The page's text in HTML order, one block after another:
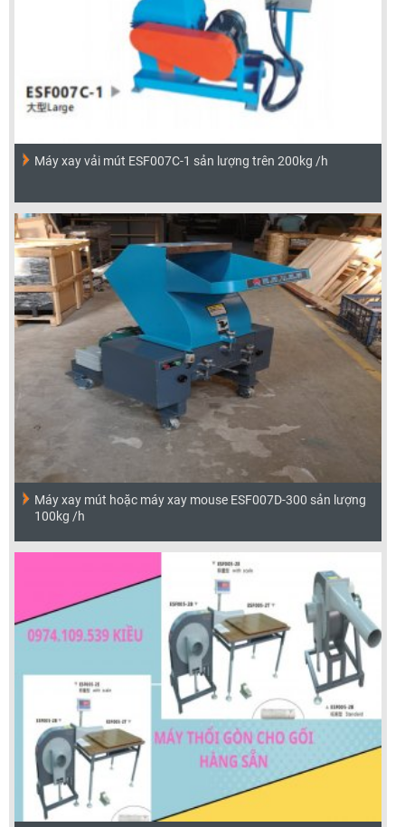
Máy xay vải mút ESF007C-1 sản lượng trên 200kg /h
Máy xay mút hoặc máy xay mouse ESF007D-300 sản lượng
100kg /h